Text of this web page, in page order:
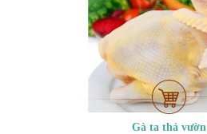
Gà ta thả vườn